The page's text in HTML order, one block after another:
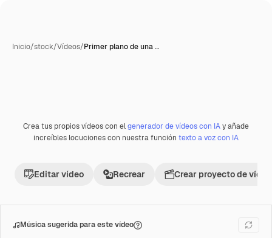
Inicio/stock/Vídeos/Primer plano de una …
Premium
Crea tus propios vídeos con elgenerador de vídeos con IAy añade
increíbles locuciones con nuestra función texto a voz con IA
Editar vídeo Recrear Crear proyecto de vídeo
Música sugerida para este vídeo